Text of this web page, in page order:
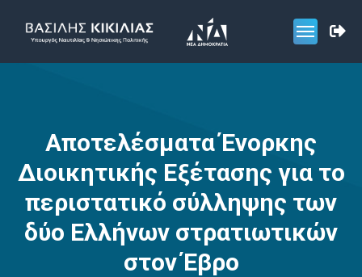
Αποτελέσματα Ένορκης
Διοικητικής Εξέτασης για το
περιστατικό σύλληψης των
δύο Ελλήνων στρατιωτικών
στον Έβρο